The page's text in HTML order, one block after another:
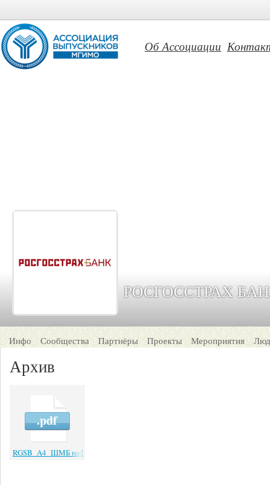
Об Ассоциации
РОСГОССТРАХ
Инфо Сообщества Партнёры Проекты Мероприятия
Архив
.pdf
RGSB_A4_ШМБ набор 2014